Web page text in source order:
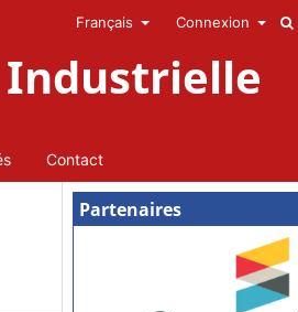
Industrielle
Contact
Français Connexion
Partenaires